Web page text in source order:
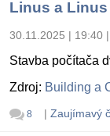
Linus a Linus
30.11.2025 | 19:40 |
Stavba počítača
Zdroj: Building a
8 | Zaujímavý